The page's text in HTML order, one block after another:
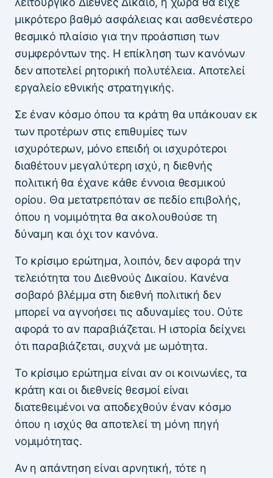
μικρότερο βαθμό ασφάλειας και ασθενέστερο
θεσμικό πλαίσιο για την προάσπιση των
συμφερόντων της. Η επίκληση των κανόνων
δεν αποτελεί ρητορική πολυτέλεια. Αποτελεί
εργαλείο εθνικής στρατηγικής.
Σε έναν κόσμο όπου τα κράτη θα υπάκουαν εκ
των προτέρων στις επιθυμίες των
ισχυρότερων, μόνο επειδή οι ισχυρότεροι
διαθέτουν μεγαλύτερη ισχύ, η διεθνής
πολιτική θα έχανε κάθε έννοια θεσμικού
ορίου. Θα μετατρεπόταν σε πεδίο επιβολής,
όπου η νομιμότητα θα ακολουθούσε τη
δύναμη και όχι τον κανόνα.
Το κρίσιμο ερώτημα, λοιπόν, δεν αφορά την
τελειότητα του Διεθνούς Δικαίου. Κανένα
σοβαρό βλέμμα στη διεθνή πολιτική δεν
μπορεί να αγνοήσει τις αδυναμίες του. Ούτε
αφορά το αν παραβιάζεται. Η ιστορία δείχνει
ότι παραβιάζεται, συχνά με ωμότητα.
Το κρίσιμο ερώτημα είναι αν οι κοινωνίες, τα
κράτη και οι διεθνείς θεσμοί είναι
διατεθειμένοι να αποδεχθούν έναν κόσμο
όπου η ισχύς θα αποτελεί τη μόνη πηγή
νομιμότητας.
Αν η απάντηση είναι αρνητική, τότε η